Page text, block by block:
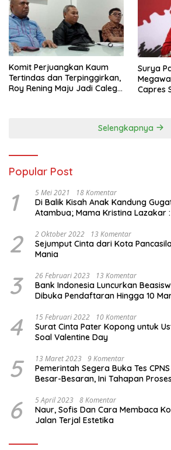
Komit Perjuangkan Kaum
Tertindas dan Terpinggirkan,
Roy Rening Maju Jadi Caleg
Surya
Capres
Selengkapnya
Popular Post
1 5 Mei 2021 18 Komentar
Di Balik Kisah Anak Kandung
Atambua; Mama Kristina Lazakar
2 2 Oktober 2022 13 Komentar
Sejumput Cinta dari Kota
Mania
3 26 Februari 2023 13 Komentar
Bank Indonesia Luncurkan
Dibuka Pendaftaran Hingga 10
4 15 Februari 2022 10 Komentar
Surat Cinta Pater Kopong untuk
Soal Valentine Day
5 13 Maret 2023 9 Komentar
Pemerintah Segera Buka Tes
Besar-Besaran, Ini Tahapan
6 5 April 2023 8 Komentar
Naur, Sofis Dan Cara Membaca
Jalan Terjal Estetika